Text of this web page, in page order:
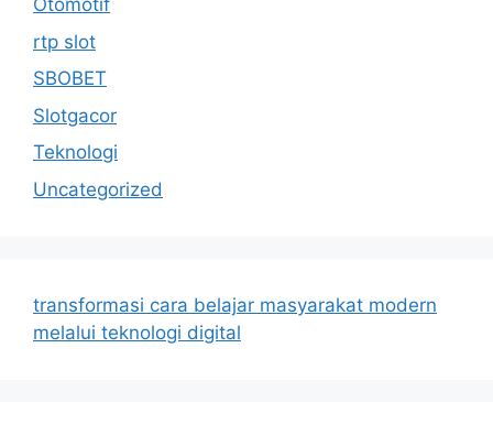
Otomotif
rtp slot
SBOBET
Slotgacor
Teknologi
Uncategorized
transformasi cara belajar masyarakat modern
melalui teknologi digital